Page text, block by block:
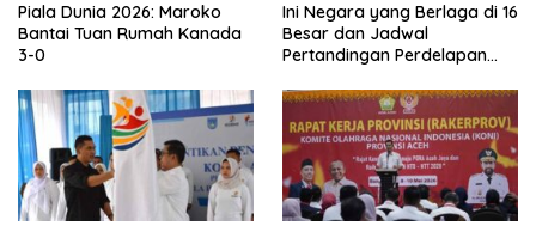
Piala Dunia 2026: Maroko
Bantai Tuan Rumah Kanada
3-0
Ini Negara yang Berlaga di 16
Besar dan Jadwal
Pertandingan Perdelapan